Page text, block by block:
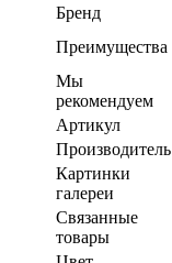
Бренд
Преимущества
Мы
рекомендуем
Артикул
Производитель
Картинки
галереи
Связанные
товары